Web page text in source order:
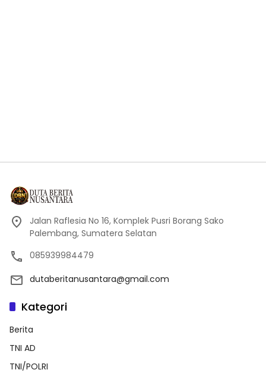
Jalan Raflesia No 16, Komplek Pusri Borang Sako
Palembang, Sumatera Selatan
085939984479
dutaberitanusantara@gmail.com
Kategori
Berita
TNI AD
TNI/POLRI